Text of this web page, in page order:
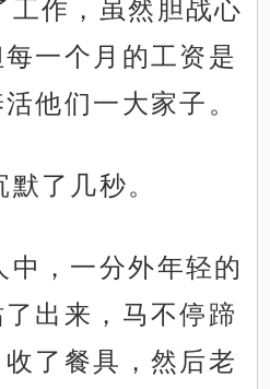
工作，虽然胆战心
一个月的工资是
他们一大家子。
了几秒。
中，一分外年轻的
出来，马不停蹄
了餐具，然后老